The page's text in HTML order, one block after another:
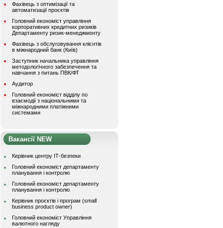
Фахівець з оптимізації та
автоматизації проєктів
Головний економіст управління
корпоративних кредитних ризиків
Департаменту ризик-менеджменту
Фахівець з обслуговування клієнтів
в міжнародний банк (Київ)
Заступник начальника управління
методологічного забезпечення та
навчання з питань ПВК/ФТ
Аудитор
Головний економіст відділу по
взаємодії з національними та
міжнародними платіжними
системами
Вакансії NEW
Керівник центру ІТ-безпеки
Головний економіст департаменту
планування і контролю
Головний економіст департаменту
планування і контролю
Керівник проєктів і програм (small
business product owner)
Головний економіст Управління
валютного нагляду